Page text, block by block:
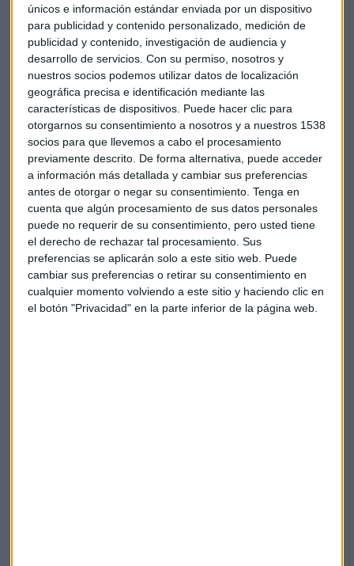
únicos e información estándar enviada por un dispositivo
para publicidad y contenido personalizado, medición de
publicidad y contenido, investigación de audiencia y
desarrollo de servicios. Con su permiso, nosotros y
nuestros socios podemos utilizar datos de localización
geográfica precisa e identificación mediante las
características de dispositivos. Puede hacer clic para
otorgarnos su consentimiento a nosotros y a nuestros 1538
socios para que llevemos a cabo el procesamiento
previamente descrito. De forma alternativa, puede acceder
a información más detallada y cambiar sus preferencias
antes de otorgar o negar su consentimiento. Tenga en
cuenta que algún procesamiento de sus datos personales
puede no requerir de su consentimiento, pero usted tiene
el derecho de rechazar tal procesamiento. Sus
preferencias se aplicarán solo a este sitio web. Puede
cambiar sus preferencias o retirar su consentimiento en
cualquier momento volviendo a este sitio y haciendo clic en
el botón "Privacidad" en la parte inferior de la página web.
ENTREVISTA CAPITAL
Devesa: "Se escucha más al pensionista que a los
cotizantes"
Pedro Díaz